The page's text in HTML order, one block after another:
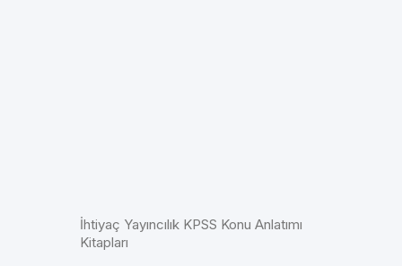
İhtiyaç Yayıncılık KPSS Konu Anlatımı
Kitapları